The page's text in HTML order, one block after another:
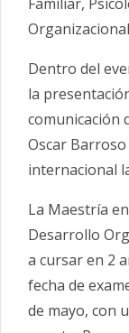
Dentro del
la
comunicación
Oscar
internacional
La Maestría
Desarrollo
a cursar en 2
fecha de
de mayo, con